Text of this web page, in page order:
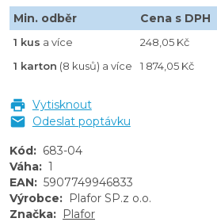
Min. odběr Cena s DPH
1 kus a více 248,05 Kč
1 karton (8 kusů) a více 1 874,05 Kč
Vytisknout
Odeslat poptávku
Kód: 683-04
Váha: 1
EAN: 5907749946833
Výrobce: Plafor SP.z o.o.
Značka: Plafor